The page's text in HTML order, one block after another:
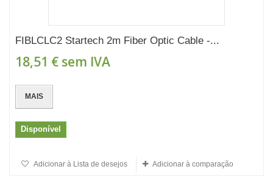
FIBLCLC2 Startech 2m Fiber Optic Cable -...
18,51 € sem IVA
MAIS
Disponível
Adicionar à Lista de desejos Adicionar à comparação